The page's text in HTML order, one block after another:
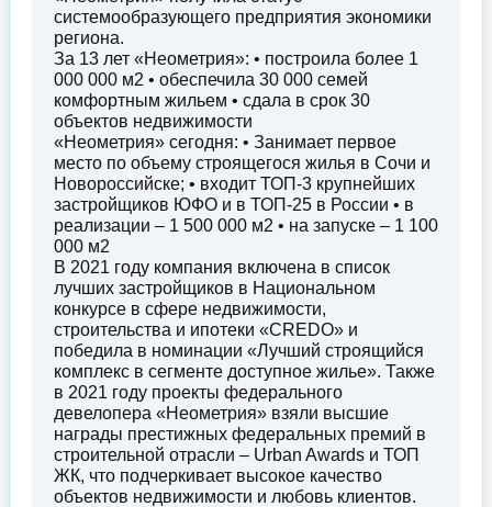
системообразующего предприятия экономики
региона.
За 13 лет «Неометрия»: • построила более 1
000 000 м2 • обеспечила 30 000 семей
комфортным жильем • сдала в срок 30
объектов недвижимости
«Неометрия» сегодня: • Занимает первое
место по объему строящегося жилья в Сочи и
Новороссийске; • входит ТОП-3 крупнейших
застройщиков ЮФО и в ТОП-25 в России • в
реализации – 1 500 000 м2 • на запуске – 1 100
000 м2
В 2021 году компания включена в список
лучших застройщиков в Национальном
конкурсе в сфере недвижимости,
строительства и ипотеки «CREDO» и
победила в номинации «Лучший строящийся
комплекс в сегменте доступное жилье». Также
в 2021 году проекты федерального
девелопера «Неометрия» взяли высшие
награды престижных федеральных премий в
строительной отрасли – Urban Awards и ТОП
ЖК, что подчеркивает высокое качество
объектов недвижимости и любовь клиентов.